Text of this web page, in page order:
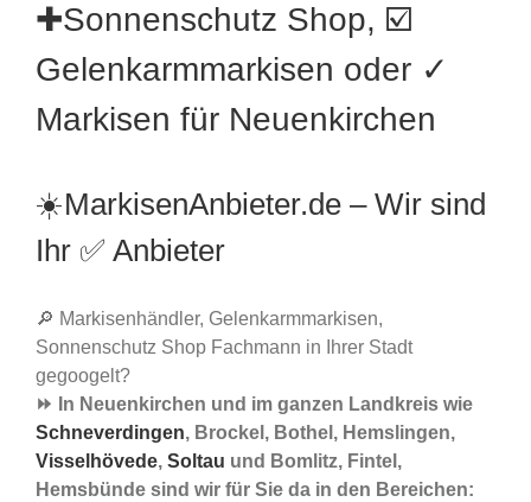
✚Sonnenschutz Shop, ☑️
Gelenkarmmarkisen oder ✓
Markisen für Neuenkirchen
☀️MarkisenAnbieter.de – Wir sind
Ihr ✅ Anbieter
🔎 Markisenhändler, Gelenkarmmarkisen,
Sonnenschutz Shop Fachmann in Ihrer Stadt
gegoogelt?
⏩ In Neuenkirchen und im ganzen Landkreis wie
Schneverdingen, Brockel, Bothel, Hemslingen,
Visselhövede, Soltau und Bomlitz, Fintel,
Hemsbünde sind wir für Sie da in den Bereichen: